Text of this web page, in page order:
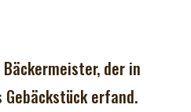
der in
erfand.